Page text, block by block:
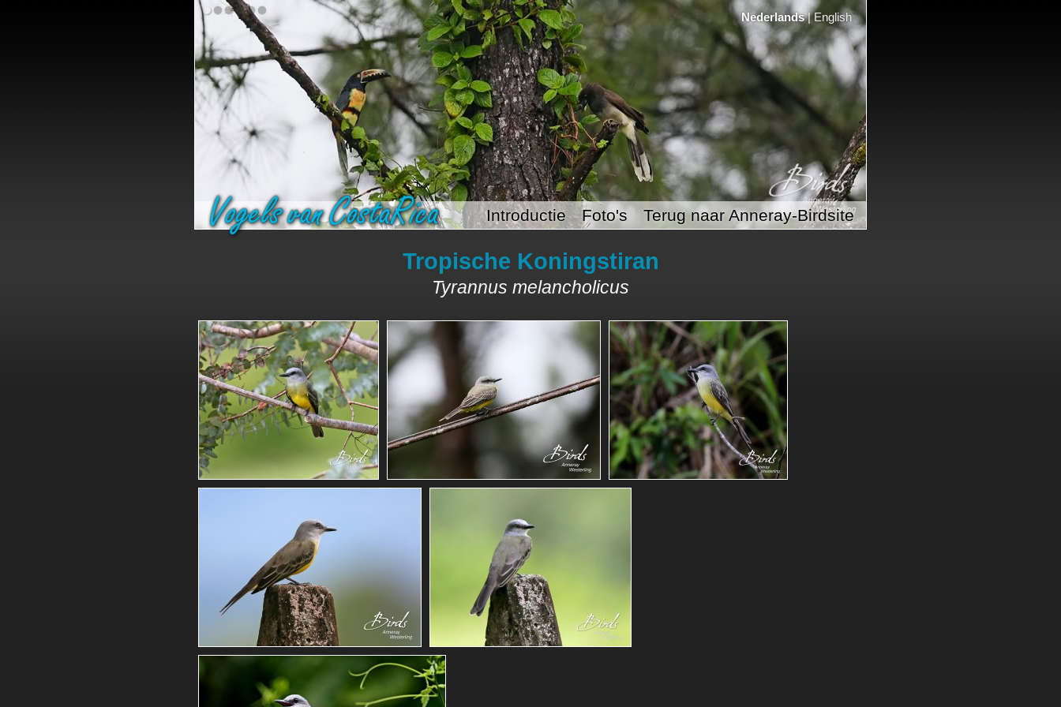
Nederlands|English
Introductie Foto's Terug naar Anneray-Birdsite
Tropische Koningstiran
Tyrannus melancholicus